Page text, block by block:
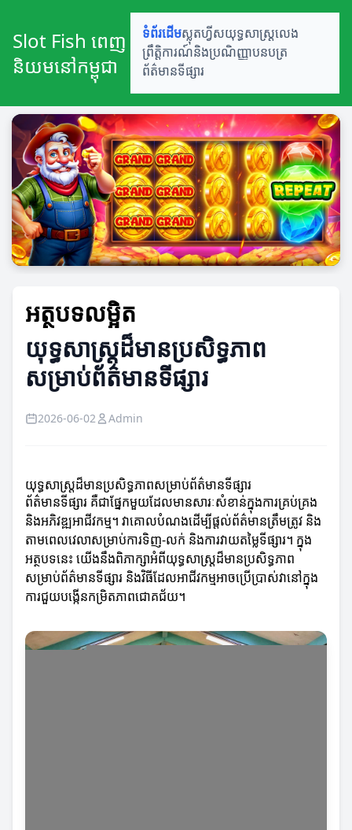
Slot Fish ពេញ
និយមនៅកម្ពុជា
ទំព័រដើមស្លុតហ្វីសយុទ្ធសាស្ត្រលេង
ព្រឹត្តិការណ៍និងប្រណិញ្ញាបនបត្រ
ព័ត៌មានទីផ្សារ
អត្ថបទលម្អិត
យុទ្ធសាស្ត្រដ៏មានប្រសិទ្ធភាព
សម្រាប់ព័ត៌មានទីផ្សារ
2026-06-02 Admin
យុទ្ធសាស្ត្រដ៏មានប្រសិទ្ធភាពសម្រាប់ព័ត៌មានទីផ្សារ
ព័ត៌មានទីផ្សារ គឺជាផ្នែកមួយដែលមានសារៈសំខាន់ក្នុងការគ្រប់គ្រង
និងអភិវឌ្ឍអាជីវកម្ម។ វាគោលបំណងដើម្បីផ្តល់ព័ត៌មានត្រឹមត្រូវ និង
តាមពេលវេលាសម្រាប់ការទិញ-លក់ និងការវាយតម្លៃទីផ្សារ។ ក្នុង
អត្ថបទនេះ យើងនឹងពិភាក្សាអំពីយុទ្ធសាស្ត្រដ៏មានប្រសិទ្ធភាព
សម្រាប់ព័ត៌មានទីផ្សារ និងវិធីដែលអាជីវកម្មអាចប្រើប្រាស់វានៅក្នុង
ការជួយបង្កើនកម្រិតភាពជោគជ័យ។